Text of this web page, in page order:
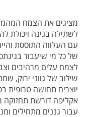
מציגים את הצמח
לשתילה בגינה ויכולת
עם העלווה התוססת
של כל מי שיעבור
לצמח עלים מרהיבים
שילוב של גווני ירוק,
יוצרים תחושה
אקליפה דורשת תחזוקה
עבור גננים מתחילים